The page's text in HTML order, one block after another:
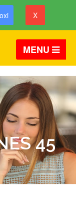
X
MENU
45